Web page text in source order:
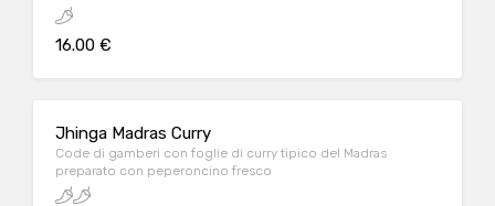
16.00 €
Jhinga Madras Curry
Code di gamberi con foglie di curry tipico del Madras
preparato con peperoncino fresco